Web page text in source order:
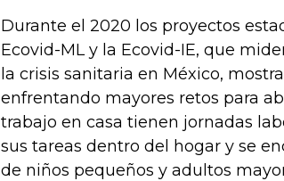
Durante el 2020 los proyectos
Ecovid-ML y la Ecovid-IE, que
la crisis sanitaria en México,
enfrentando mayores retos para
trabajo en casa tienen jornadas
sus tareas dentro del hogar y se
de niños pequeños y adultos